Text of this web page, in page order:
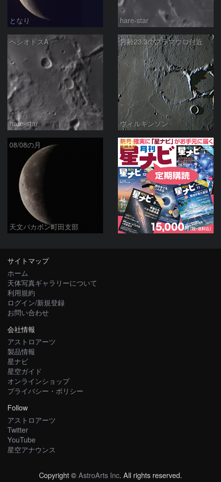
となり hare-star
ヘシオドスA
hare-star
月齢23.3のフラマウロ付近
ウィルキンソン
08/08の月
天文バカボン町田支部
PR
サイトマップ
ホーム
天体写真ギャラリーについて
利用規約
ログイン/新規登録
お問い合わせ
会社情報
アストロアーツ
製品情報
星ナビ
星空ガイド
オンラインショップ
プライバシー・ポリシー
Follow
アストロアーツ
Twitter
YouTube
星空アナウンス
Copyright ©AstroArts Inc. All rights reserved.